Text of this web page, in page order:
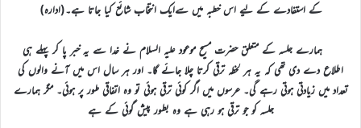
کے استفادے کے لیے اس خطبہ میں سےایک انتخاب شائع کیا جاتا ہے۔(ادارہ)
ہمارے جلسہ کے متعلق حضرت مسیح موعود علیہ السلام نے خدا سے یہ خبر پا کر پہلے ہی
اطلاع دے دی تھی کہ یہ ہر لحظہ ترقی کرتا چلا جائے گا۔ اور ہر سال اس میں آنے والوں کی
تعداد میں زیادتی ہوتی رہے گی۔ عرسوں میں اگر کوئی ترقی ہوئی تو وہ اتفاقی طور پر ہوئی۔ مگر ہمارے
جلسہ کو جو ترقی ہو رہی ہے وہ بطور پیش گوئی کے ہے